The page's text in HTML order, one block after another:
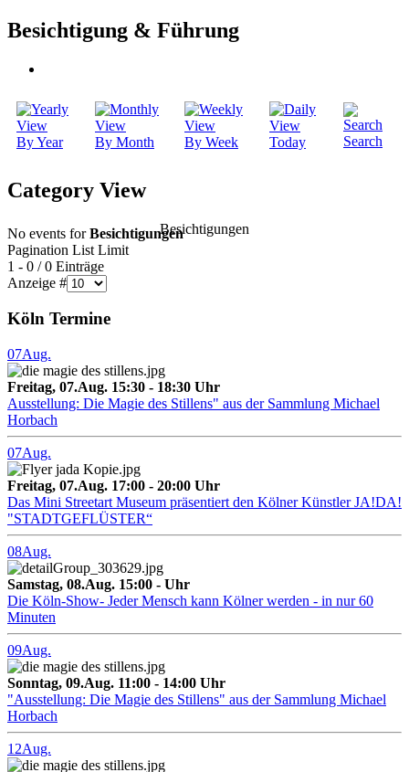
Besichtigung & Führung
By Year By Month By Week Today Search
Category View
Besichtigungen
No events forBesichtigungen
Pagination List Limit
1 - 0 / 0 Einträge
Anzeige #
Köln Termine
07Aug.
Freitag, 07.Aug. 15:30 - 18:30 Uhr
Ausstellung: Die Magie des Stillens" aus der Sammlung Michael
Horbach
07Aug.
Freitag, 07.Aug. 17:00 - 20:00 Uhr
Das Mini Streetart Museum präsentiert den Kölner Künstler JA!DA!
"STADTGEFLÜSTER“
08Aug.
Samstag, 08.Aug. 15:00 - Uhr
Die Köln-Show- Jeder Mensch kann Kölner werden - in nur 60
Minuten
09Aug.
Sonntag, 09.Aug. 11:00 - 14:00 Uhr
"Ausstellung: Die Magie des Stillens" aus der Sammlung Michael
Horbach
12Aug.